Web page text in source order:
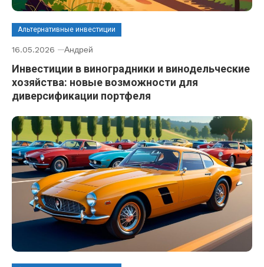
Альтернативные инвестиции
16.05.2026 Андрей
Инвестиции в виноградники и винодельческие
хозяйства: новые возможности для
диверсификации портфеля